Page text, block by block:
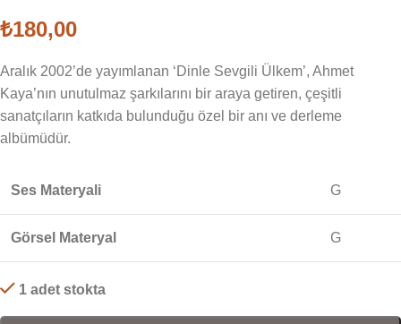
₺180,00
Aralık 2002’de yayımlanan ‘Dinle Sevgili Ülkem’, Ahmet
Kaya’nın unutulmaz şarkılarını bir araya getiren, çeşitli
sanatçıların katkıda bulunduğu özel bir anı ve derleme
albümüdür.
Ses Materyali G
Görsel Materyal G
1 adet stokta